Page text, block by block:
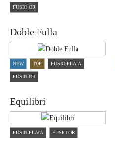
FUSIO OR
Doble Fulla
NEW TOP FUSIO PLATA
FUSIO OR
Equilibri
FUSIO PLATA FUSIO OR